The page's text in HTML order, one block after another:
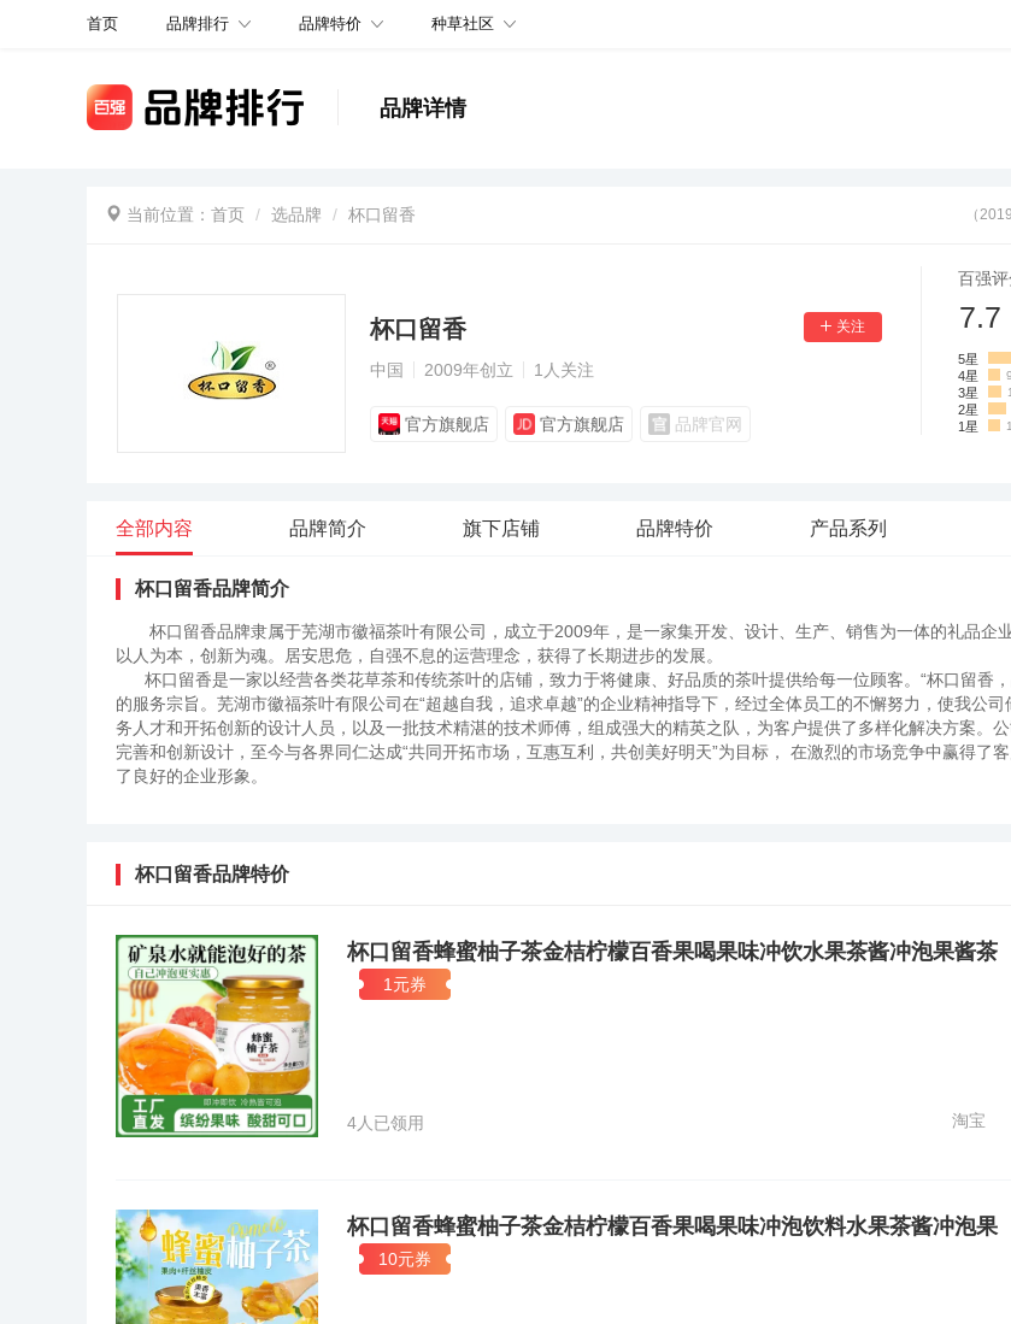
首页 品牌排行 品牌特价 种草社区
品牌详情
当前位置： 首页 选品牌 杯口留香 （
杯口留香
中国 2009年创立 1 人关注
官方旗舰店 官方旗舰店 品牌官网
百强评
7.7
5星
4星
3星
2星
1星
全部内容 品牌简介 旗下店铺 品牌特价 产品系列
杯口留香品牌简介
杯口留香品牌隶属于芜湖市徽福茶叶有限公司，成立于2009年，是一家集开发、设计、生产、销售为一体的礼品企
以人为本，创新为魂。居安思危，自强不息的运营理念，获得了长期进步的发展。
杯口留香是一家以经营各类花草茶和传统茶叶的店铺，致力于将健康、好品质的茶叶提供给每一位顾客。“杯口留香，
的服务宗旨。芜湖市徽福茶叶有限公司在“超越自我，追求卓越”的企业精神指导下，经过全体员工的不懈努力，使我公司
务人才和开拓创新的设计人员，以及一批技术精湛的技术师傅，组成强大的精英之队，为客户提供了多样化解决方案。
完善和创新设计，至今与各界同仁达成“共同开拓市场，互惠互利，共创美好明天”为目标， 在激烈的市场竞争中赢得了
了良好的企业形象。
杯口留香品牌特价
杯口留香蜂蜜柚子茶金桔柠檬百香果喝果味冲饮水果茶酱冲泡果酱茶
1元券
4人已领用 淘宝
杯口留香蜂蜜柚子茶金桔柠檬百香果喝果味冲泡饮料水果茶酱冲泡果
10元券